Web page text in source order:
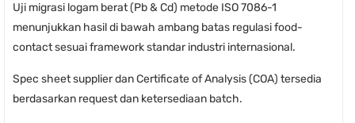
Uji migrasi logam berat (Pb & Cd) metode ISO 7086-1
menunjukkan hasil di bawah ambang batas regulasi food-
contact sesuai framework standar industri internasional.
Spec sheet supplier dan Certificate of Analysis (COA) tersedia
berdasarkan request dan ketersediaan batch.